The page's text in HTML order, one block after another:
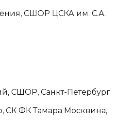
СШОР ЦСКА им. С.А.
СШОР, Санкт-Петербург
СК ФК Тамара Москвина,